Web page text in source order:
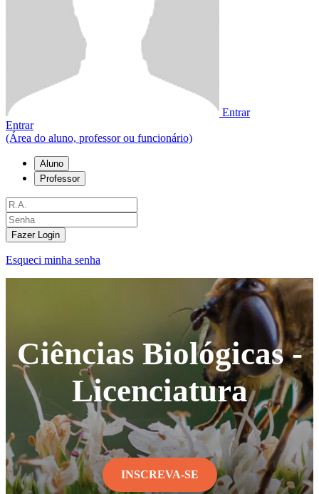
Entrar
Entrar
(Área do aluno, professor ou funcionário)
Aluno
Professor
Fazer Login
Esqueci minha senha
Ciências Biológicas -
Licenciatura
INSCREVA-SE